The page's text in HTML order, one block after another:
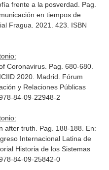
frente a la posverdad. Pag.
en tiempos de
Fragua. 2021. 423. ISBN
Coronavirus. Pag. 680-680.
2020. Madrid. Fórum
y Relaciones Públicas
84-09-22948-2
after truth. Pag. 188-188. En:
Internacional Latina de
Historia de los Sistemas
84-09-25842-0